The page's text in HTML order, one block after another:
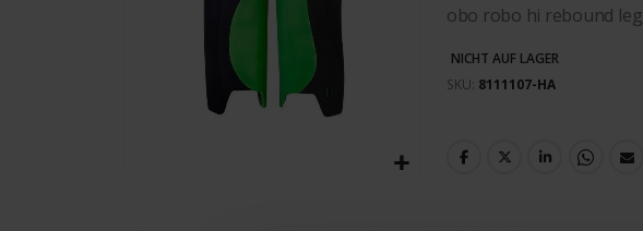
obo robo hi rebound
NICHT AUF LAGER
SKU 8111107-HA